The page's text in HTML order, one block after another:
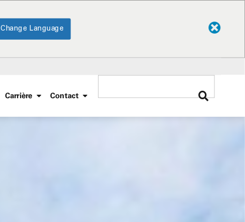
Change Language
Carrière Contact